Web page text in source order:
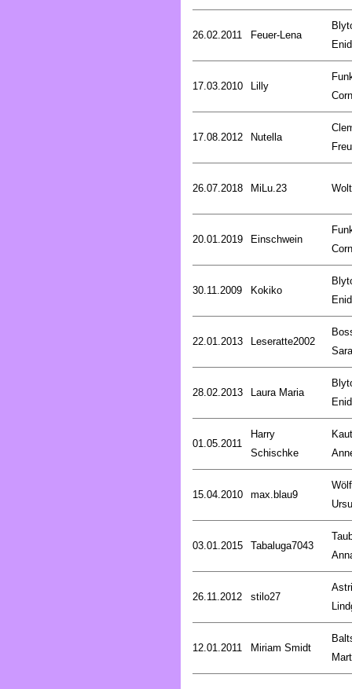
26.02.2011 Feuer-Lena
Enid
17.03.2010 Lilly
17.08.2012 Nutella
26.07.2018 MiLu.23
20.01.2019 Einschwein
30.11.2009 Kokiko
Enid
22.01.2013 Leseratte2002
28.02.2013 Laura Maria
Enid
01.05.2011
Harry
Schischke
15.04.2010 max.blau9
03.01.2015 Tabaluga7043
26.11.2012 stilo27
12.01.2011 Miriam Smidt